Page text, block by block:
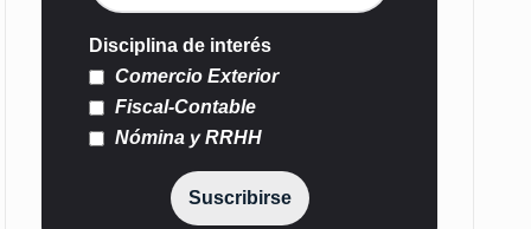
Disciplina de interés
Comercio Exterior
Fiscal-Contable
Nómina y RRHH
Suscribirse